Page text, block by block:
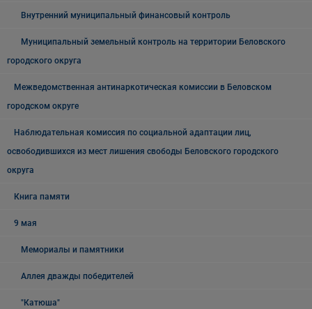
Внутренний муниципальный финансовый контроль
Муниципальный земельный контроль на территории Беловского
городского округа
Межведомственная антинаркотическая комиссии в Беловском
городском округе
Наблюдательная комиссия по социальной адаптации лиц,
освободившихся из мест лишения свободы Беловского городского
округа
Книга памяти
9 мая
Мемориалы и памятники
Аллея дважды победителей
"Катюша"